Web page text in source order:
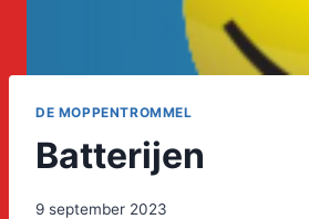
DE MOPPENTROMMEL
Batterijen
9 september 2023